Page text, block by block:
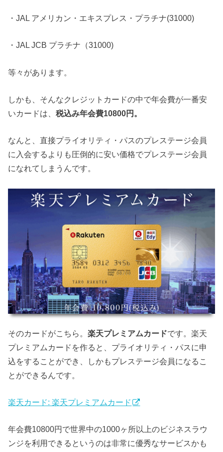
・JAL アメリカン・エキスプレス・プラチナ(31000)
・JAL JCB プラチナ（31000)
等々があります。
しかも、そんなクレジットカードの中で年会費が一番安
いカードは、税込み年会費10800円。
なんと、直接プライオリティ・パスのプレステージ会員
に入会するよりも圧倒的に安い価格でプレステージ会員
になれてしまうんです。
そのカードがこちら。楽天プレミアムカードです。楽天
プレミアムカードを作ると、プライオリティ・パスに申
込をすることができ、しかもプレステージ会員になるこ
とができるんです。
楽天カード: 楽天プレミアムカード
年会費10800円で世界中の1000ヶ所以上のビジネスラウ
ンジを利用できるというのは非常に優秀なサービスかも